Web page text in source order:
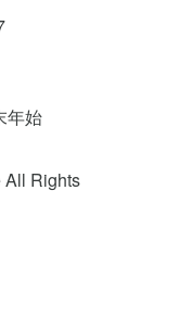
年始
All Rights